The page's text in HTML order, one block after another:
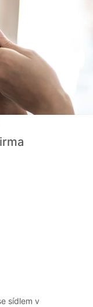
sídlem v